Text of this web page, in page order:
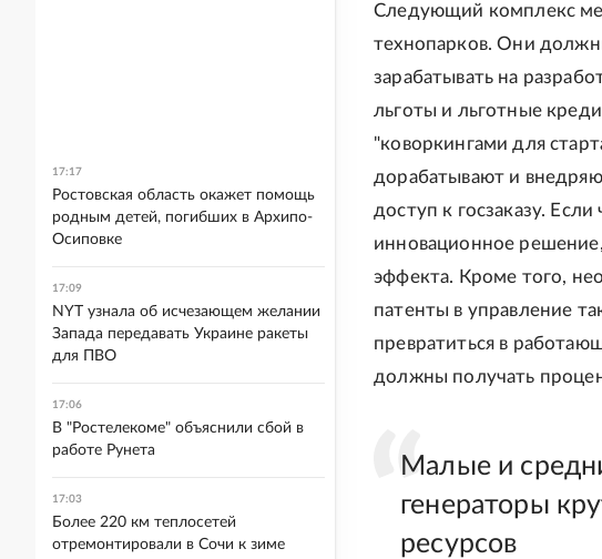
Следующий комплекс
технопарков. Они
зарабатывать на
льготы и льготные
"коворкингами для
дорабатывают и
доступ к госзаказу.
инновационное
эффекта. Кроме того,
патенты в управление
превратиться в
должны получать
Малые и
генераторы
ресурсов
17:17
Ростовская область окажет помощь
родным детей, погибших в Архипо-
Осиповке
17:09
NYT узнала об исчезающем желании
Запада передавать Украине ракеты
для ПВО
17:06
В "Ростелекоме" объяснили сбой в
работе Рунета
17:03
Более 220 км теплосетей
отремонтировали в Сочи к зиме